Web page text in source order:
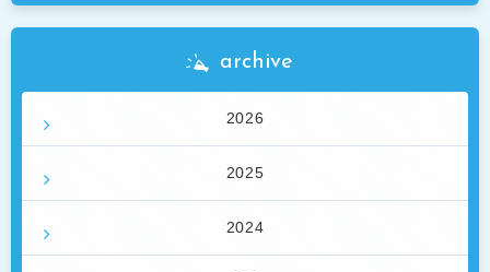
archive
2026
2025
2024